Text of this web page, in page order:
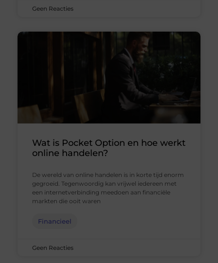
Geen Reacties
Wat is Pocket Option en hoe werkt
online handelen?
De wereld van online handelen is in korte tijd enorm
gegroeid. Tegenwoordig kan vrijwel iedereen met
een internetverbinding meedoen aan financiële
markten die ooit waren
Financieel
Geen Reacties